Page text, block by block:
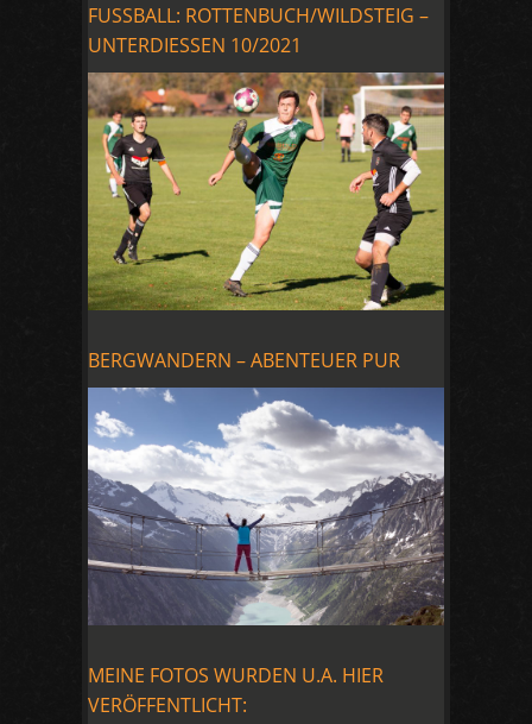
FUSSBALL: ROTTENBUCH/WILDSTEIG –
UNTERDIESSEN 10/2021
BERGWANDERN – ABENTEUER PUR
MEINE FOTOS WURDEN U.A. HIER
VERÖFFENTLICHT: